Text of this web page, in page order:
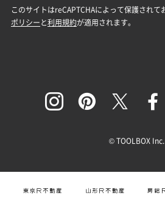
© TOOLBOX Inc.